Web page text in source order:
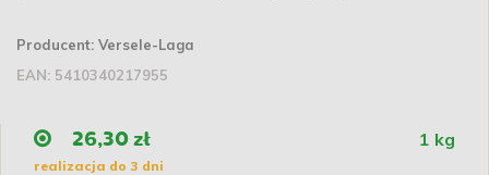
Producent: Versele-Laga
EAN: 5410340217955
26,30 zł 1 kg
realizacja do 3 dni